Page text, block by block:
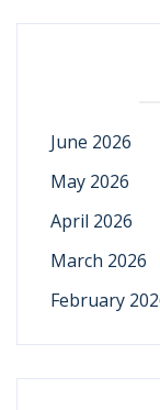
June 2026
May 2026
April 2026
March 2026
February